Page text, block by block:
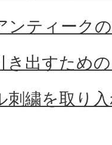
ンティーク
き出すため
刺繍を取り